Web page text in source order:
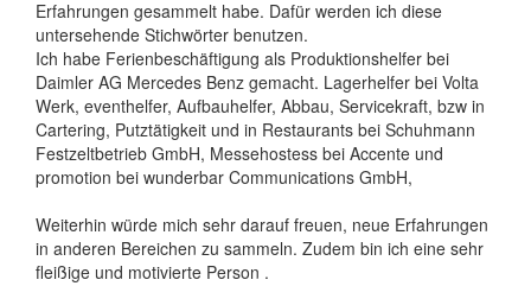
Erfahrungen gesammelt habe. Dafür werden ich diese
untersehende Stichwörter benutzen.
Ich habe Ferienbeschäftigung als Produktionshelfer bei
Daimler AG Mercedes Benz gemacht. Lagerhelfer bei Volta
Werk, eventhelfer, Aufbauhelfer, Abbau, Servicekraft, bzw in
Cartering, Putztätigkeit und in Restaurants bei Schuhmann
Festzeltbetrieb GmbH, Messehostess bei Accente und
promotion bei wunderbar Communications GmbH,
Weiterhin würde mich sehr darauf freuen, neue Erfahrungen
in anderen Bereichen zu sammeln. Zudem bin ich eine sehr
fleißige und motivierte Person .